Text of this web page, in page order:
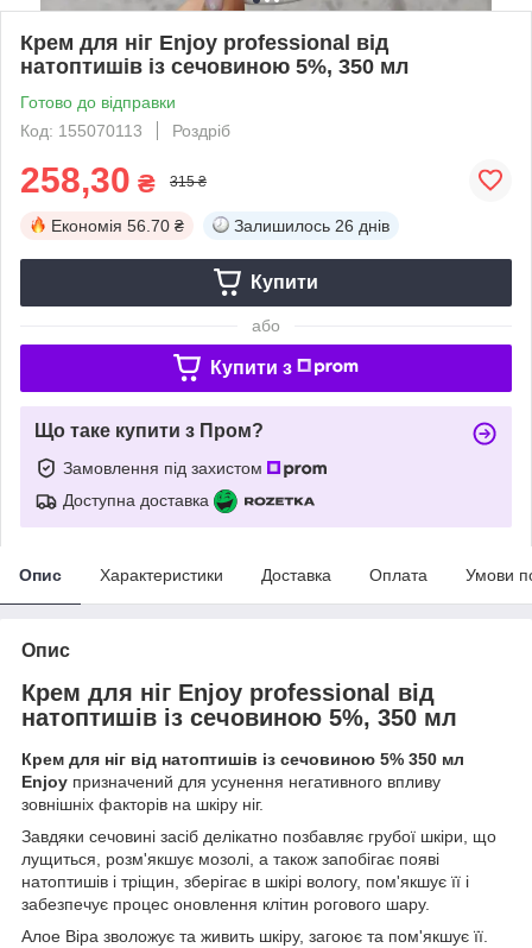
Крем для ніг Enjoy professional від
натоптишів із сечовиною 5%, 350 мл
Готово до відправки
Код: 155070113
Роздріб
258,30 ₴ 315 ₴
Економія 56.70 ₴ Залишилось 26 днів
Купити
або
Купити з
Що таке купити з Пром?
Замовлення під захистом
Доступна доставка
Опис Характеристики Доставка Оплата Умови
Опис
Крем для ніг Enjoy professional від
натоптишів із сечовиною 5%, 350 мл
Крем для ніг від натоптишів із сечовиною 5% 350 мл
Enjoy призначений для усунення негативного впливу
зовнішніх факторів на шкіру ніг.
Завдяки сечовині засіб делікатно позбавляє грубої шкіри, що
лущиться, розм'якшує мозолі, а також запобігає появі
натоптишів і тріщин, зберігає в шкірі вологу, пом'якшує її і
забезпечує процес оновлення клітин рогового шару.
Алое Віра зволожує та живить шкіру, загоює та пом'якшує її.